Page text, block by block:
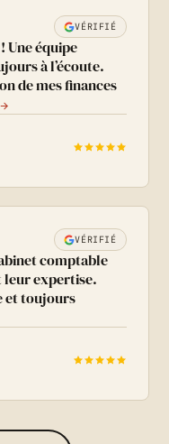
VÉRIFIÉ
Une équipe
à l’écoute.
de mes finances
VÉRIFIÉ
comptable
leur expertise.
et toujours